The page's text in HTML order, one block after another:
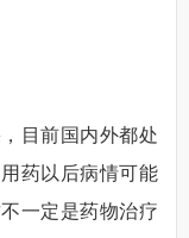
目前国内外都处
药以后病情可能
一定是药物治疗